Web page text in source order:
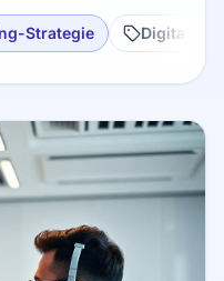
Strategie Digital PR